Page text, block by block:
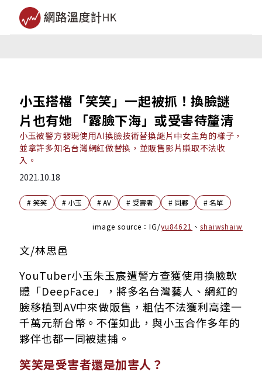
小玉搭檔「笑笑」一起被抓！換臉謎
片也有她 「露臉下海」或受害待釐清
小玉被警方發現使用AI換臉技術替換謎片中女主角的樣子，
並拿許多知名台灣網紅做替換，並販售影片賺取不法收
入。
2021.10.18
# 笑笑 # 小玉 #AV # 受害者 # 同夥 #名單
image source：IG/yu84621 、 shaiwshaiw
文/林思邑
YouTuber小玉朱玉宸遭警方查獲使用換臉軟
體「DeepFace」，將多名台灣藝人、網紅的
臉移植到AV中來做販售，粗估不法獲利高達一
千萬元新台幣。不僅如此，與小玉合作多年的
夥伴也都一同被逮捕。
笑笑是受害者還是加害人？